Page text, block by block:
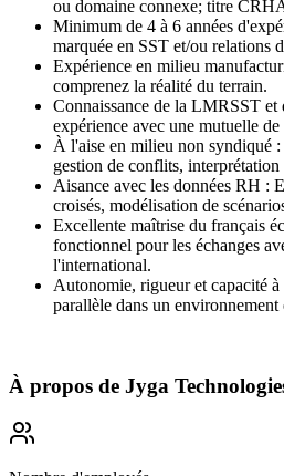
ou domaine connexe; titre
Minimum de 4 à 6 années
marquée en SST et/ou relations
Expérience en milieu
comprenez la réalité du terrain.
Connaissance de la LMRSST et
expérience avec une mutuelle
À l'aise en milieu non syndiqué :
gestion de conflits,
Aisance avec les données RH :
croisés, modélisation de
Excellente maîtrise du français
fonctionnel pour les échanges
l'international.
Autonomie, rigueur et capacité à
parallèle dans un environnement
À propos de Jyga